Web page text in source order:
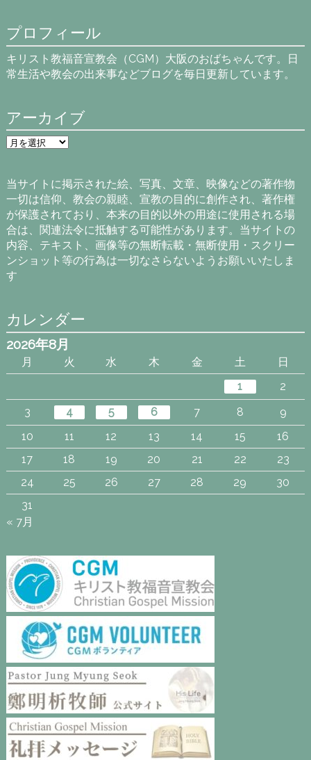
プロフィール
キリスト教福音宣教会（CGM）大阪のおばちゃんです。日
常生活や教会の出来事などブログを毎日更新しています。
アーカイブ
ア
ー
ブ
当サイトに掲示された絵、写真、文章、映像などの著作物
一切は信仰、教会の親睦、宣教の目的に創作され、著作権
が保護されており、本来の目的以外の用途に使用される場
合は、関連法令に抵触する可能性があります。当サイトの
内容、テキスト、画像等の無断転載・無断使用・スクリー
ンショット等の行為は一切なさらないようお願いいたしま
す
カレンダー
2026年8月
月 火 水 木 金 土
日
1
2
3
4 5 6 7 8
9
10
11 12 13 14 15
16
17
18 19 20 21 22
23
24
25 26 27 28 29
30
31
« 7月